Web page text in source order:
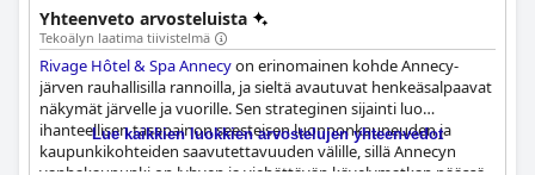
Yhteenveto arvosteluista
Tekoälyn laatima tiivistelmä
Rivage Hôtel & Spa Annecyon erinomainen kohde Annecy-
järven rauhallisilla rannoilla, ja sieltä avautuvat henkeäsalpaavat
näkymät järvelle ja vuorille. Sen strateginen sijainti luo
ihanteellisen tasapainon seesteisen luonnonkauneuden ja
kaupunkikohteiden saavutettavuuden välille, sillä Annecyn
Lue kaikkien luokkien arvostelujen yhteenvedot